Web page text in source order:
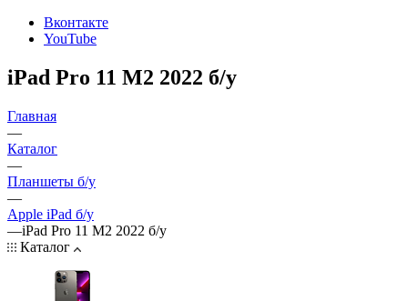
Вконтакте
YouTube
iPad Pro 11 M2 2022 б/у
Главная
—
Каталог
—
Планшеты б/у
—
Apple iPad б/у
—iPad Pro 11 M2 2022 б/у
Каталог